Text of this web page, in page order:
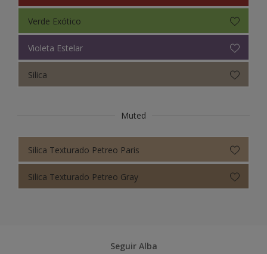
Verde Exótico
Violeta Estelar
Silica
Muted
Silica Texturado Petreo Paris
Silica Texturado Petreo Gray
Seguir Alba